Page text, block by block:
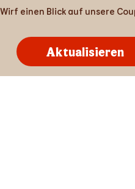
einen Blick auf unsere
Aktualisieren